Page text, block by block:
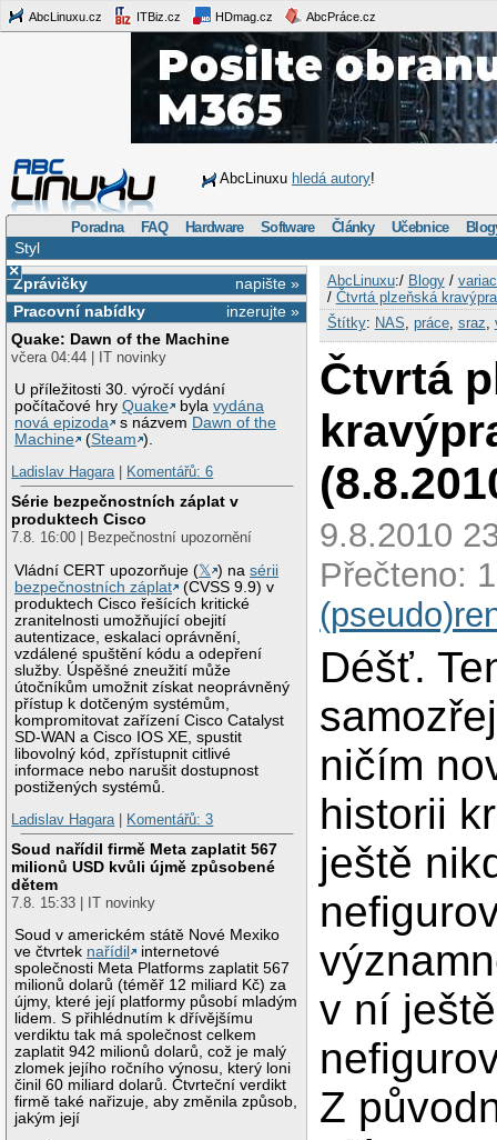
AbcLinuxu.cz ITBiz.cz HDmag.cz AbcPráce.cz
AbcLinuxu hledá autory!
Poradna FAQ Hardware Software Články Učebnice
Styl
×
napište »
Zprávičky
inzerujte »
Pracovní nabídky
Quake: Dawn of the Machine
včera 04:44 | IT novinky
U příležitosti 30. výročí vydání
počítačové hryQuake bylavydána
nová epizoda
s názvem Dawn of the
Machine
(Steam ).
Ladislav Hagara| Komentářů: 6
Série bezpečnostních záplat v
produktech Cisco
7.8. 16:00 | Bezpečnostní upozornění
Vládní CERT upozorňuje (𝕏 ) nasérii
bezpečnostních záplat
(CVSS 9.9) v
produktech Cisco řešících kritické
zranitelnosti umožňující obejití
autentizace, eskalaci oprávnění,
vzdálené spuštění kódu a odepření
služby. Úspěšné zneužití může
útočníkům umožnit získat neoprávněný
přístup k dotčeným systémům,
kompromitovat zařízení Cisco Catalyst
SD-WAN a Cisco IOS XE, spustit
libovolný kód, zpřístupnit citlivé
informace nebo narušit dostupnost
postižených systémů.
Ladislav Hagara| Komentářů: 3
Soud nařídil firmě Meta zaplatit 567
milionů USD kvůli újmě způsobené
dětem
7.8. 15:33 | IT novinky
Soud v americkém státě Nové Mexiko
ve čtvrtek nařídil
internetové
společnosti Meta Platforms zaplatit 567
milionů dolarů (téměř 12 miliard Kč) za
újmy, které její platformy působí mladým
lidem. S přihlédnutím k dřívějšímu
verdiktu tak má společnost celkem
zaplatit 942 milionů dolarů, což je malý
zlomek jejího ročního výnosu, který loni
činil 60 miliard dolarů. Čtvrteční verdikt
firmě také nařizuje, aby změnila způsob,
jakým její
AbcLinuxu:/ Blogy/
/ Čtvrtá plzeňská
Štítky: NAS, práce, sraz,
Čtvrtá
9.8.2010
Přečteno:
Déšť.
ničím
historii
ještě
v ní ještě
Z